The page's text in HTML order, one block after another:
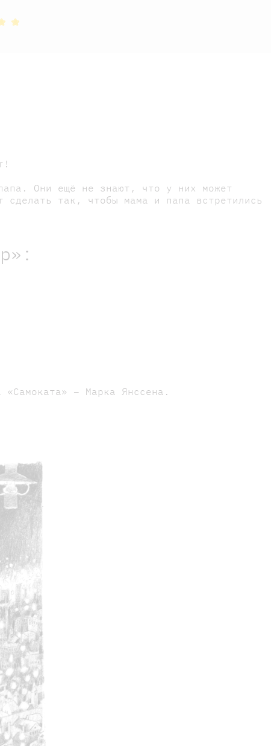
Они ещё не знают, что у них может
так, чтобы мама и папа встретились
«Самоката» – Марка Янссена.